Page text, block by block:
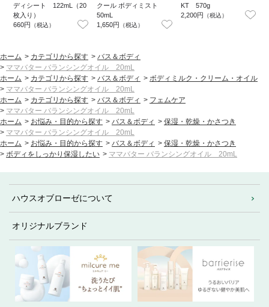
ディシート 122mL（20
枚入り）
660円 （税込）
クール ボディミスト
50mL
1,650円
（税込）
KT 570g
2,200円 （税込）
ホーム > カテゴリから探す > バス＆ボディ
> ママバター バランシングオイル 20mL
ホーム > カテゴリから探す > バス＆ボディ > ボディミルク・クリーム・オイル
> ママバター バランシングオイル 20mL
ホーム > カテゴリから探す > バス＆ボディ > フェムケア
> ママバター バランシングオイル 20mL
ホーム > お悩み・目的から探す > バス＆ボディ > 保湿・乾燥・かさつき
> ママバター バランシングオイル 20mL
ホーム > お悩み・目的から探す > バス＆ボディ > 保湿・乾燥・かさつき
> ボディをしっかり保湿したい > ママバター バランシングオイル 20mL
ハウスオブローゼについて
オリジナルブランド